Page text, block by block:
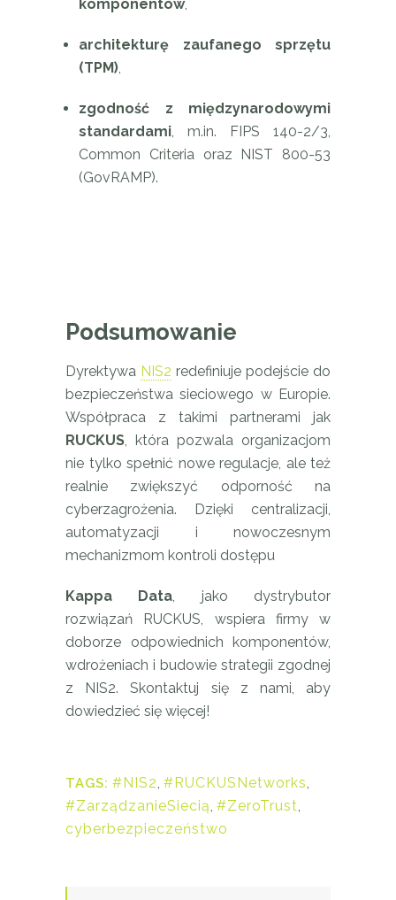
komponentów,
architekturę zaufanego sprzętu
(TPM),
zgodność z międzynarodowymi
standardami, m.in. FIPS 140-2/3,
Common Criteria oraz NIST 800-53
(GovRAMP).
Podsumowanie
Dyrektywa NIS2 redefiniuje podejście do
bezpieczeństwa sieciowego w Europie.
Współpraca z takimi partnerami jak
RUCKUS, która pozwala organizacjom
nie tylko spełnić nowe regulacje, ale też
realnie zwiększyć odporność na
cyberzagrożenia. Dzięki centralizacji,
automatyzacji i nowoczesnym
mechanizmom kontroli dostępu
Kappa Data, jako dystrybutor
rozwiązań RUCKUS, wspiera firmy w
doborze odpowiednich komponentów,
wdrożeniach i budowie strategii zgodnej
z NIS2. Skontaktuj się z nami, aby
dowiedzieć się więcej!
TAGS: #NIS2, #RUCKUSNetworks,
#ZarządzanieSiecią, #ZeroTrust,
cyberbezpieczeństwo